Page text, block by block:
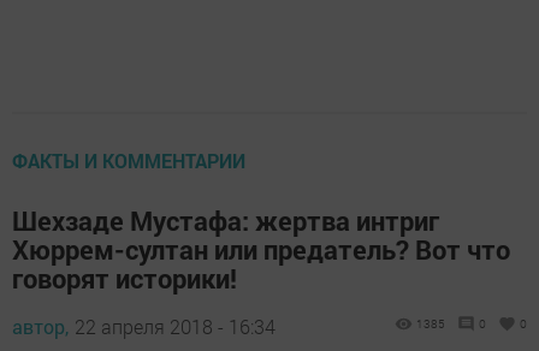
ФАКТЫ И КОММЕНТАРИИ
Шехзаде Мустафа: жертва интриг
Хюррем-султан или предатель? Вот что
говорят историки!
автор, 22 апреля 2018 - 16:34 1385 0 0